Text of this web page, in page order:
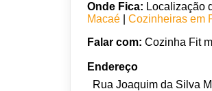
Onde Fica: Localização
Macaé |Cozinheiras em
Falar com: Cozinha Fit
Endereço
Rua Joaquim da Silva